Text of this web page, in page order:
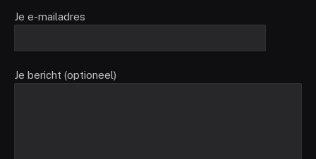
Je e-mailadres
Je bericht (optioneel)